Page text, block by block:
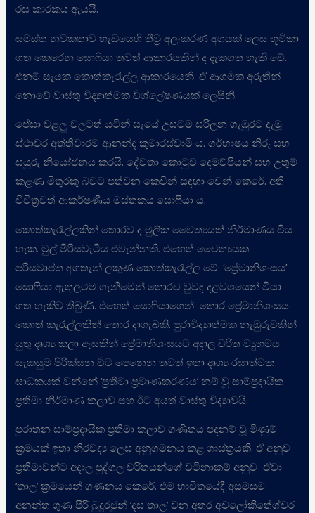
රස කාරකය ඇයයි.
සමස්ත නවකතාව හැඩයෙහි තීව්‍ර අලංකරණ අගයක් ලෙස භූමිකා
ගත කෙරෙන සොෆියා තවත් ආකාරයකින් ද දැකගත හැකි වේ.
එනම් සෑයක කොත්කැරැල්ල ආකාරයෙනි. ඒ ආගමික අරුතින්
නොවේ වාස්තු විද්‍යාත්මක විශ්ලේෂණයක් ලෙසිනි.
පේසා වළලු වලටත් යටින් සෑයේ උසටම සරිලන ගැඹුරට දැමූ
ස්ථාවර අත්තිවාරම ආනන්ද කුමාරස්වාමි ය. ගර්භාෂය නිරූ සහ
සයුරු නියෝජනය කරයි. දේවතා කොටුව දෙමව්පියන් සහ උතුම්
කළණ මිතුරකු බවට පත්වන කෙවින් සඳහා වෙන් කෙරේ. අති
විචිත්‍රවත් ආකර්ෂණීය මස්තකය සොෆියා ය.
කොත්කැරැල්ලකින් තොරව ද මුලික චෛත්‍යයක් නිර්මාණය විය
හැක. මුල් මිරිසවැටිය එවැන්නකි. එහෙත් චෛත්‍යයක
පරිසමාප්ත අගතැන් ලකුණ කොත්කැරැල්ල වේ. ‘ප්‍රේමානිශංසය’
සොෆියා ඇතුලටම ගැනීමෙන් තොරව වුවද දළවශයෙන් වියා
ගත හැකිව තිබුණි. එහෙත් සොෆියාගෙන් තොර ප්‍රේමානිශංසය
කොත් කැරැල්ලකින් තොර දාගැබකි. පුරාවිද්‍යාත්මක නැඹුරුවකින්
යුතු දෘශ්‍ය කලා ඇසකින් ප්‍රේමානිශංසයට අදාල චරිත ව්‍යුහමය
සැකසුම පිරික්සන විට පෙනෙන තවත් ඉතා දෘශ්‍ය රසාත්මක
සාධකයක් වන්නේ ‘ප්‍රතිමා ප්‍රමාණකරණය’ නම් වූ සාම්ප්‍රදායික
ප්‍රතිමා නිර්මාණ කලාව සහ ඊට අයත් වාස්තු විද්‍යාවයි.
පුරාතන සාම්ප්‍රදායික ප්‍රතිමා කලාව ගණිතය පදනම් වූ මිණුම්
ක්‍රමයක් ඉතා නිරවද්‍ය ලෙස අනුගමනය කළ ශාස්ත්‍රයකි. ඒ අනුව
ප්‍රතිමාවන්ට අදාල පුද්ගල චරිතයන්ගේ වටිනාකම් අනුව ඒවා
‘තාල’ ක්‍රමයෙන් ගණනය කෙරේ. එම භාවිතයේදී අසමසම
අනන්ත ගුණ පිරි බුදුරජුන් ‘දස තාල’ වන අතර අවලෝකිතේශ්වර